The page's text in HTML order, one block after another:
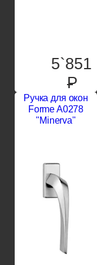
5`851
P
Ручка для окон
Forme A0278
"Minerva"